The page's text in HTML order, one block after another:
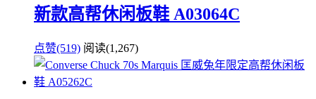
新款高帮休闲板鞋 A03064C
点赞(519) 阅读(1,267)